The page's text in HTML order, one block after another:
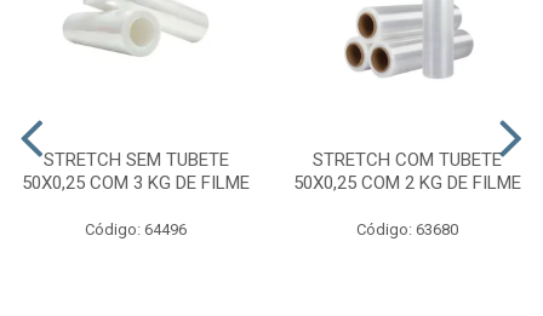
STRETCH SEM TUBETE
50X0,25 COM 3 KG DE FILME
Código: 64496
STRETCH COM TUBETE
50X0,25 COM 2 KG DE FILME
Código: 63680